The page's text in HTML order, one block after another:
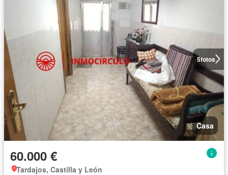
5fotos
Casa
60.000 €
Tardajos, Castilla y León